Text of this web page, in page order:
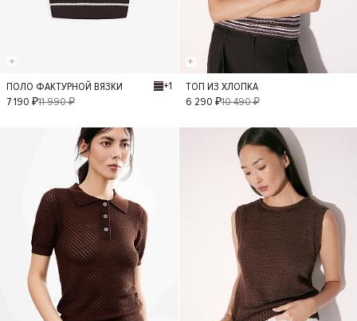
S L
ПОЛО ФАКТУРНОЙ ВЯЗКИ
+1
7 190 ₽11 990 ₽ S L
ТОП ИЗ ХЛОПКА
6 290 ₽10 490 ₽